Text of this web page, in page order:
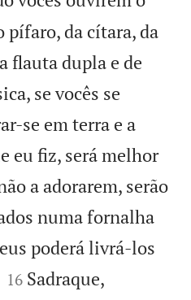
pífaro, da cítara, da
flauta dupla e de
se vocês se
se em terra e a
eu fiz, será melhor
a adorarem, serão
numa fornalha
poderá livrá-los


16 Sadraque,